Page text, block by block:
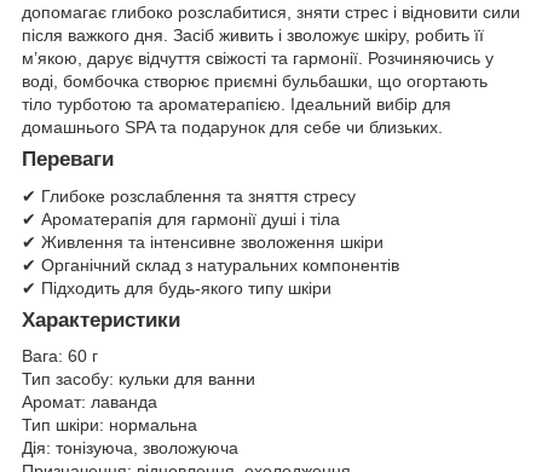
допомагає глибоко розслабитися, зняти стрес і відновити сили
після важкого дня. Засіб живить і зволожує шкіру, робить її
м’якою, дарує відчуття свіжості та гармонії. Розчиняючись у
воді, бомбочка створює приємні бульбашки, що огортають
тіло турботою та ароматерапією. Ідеальний вибір для
домашнього SPA та подарунок для себе чи близьких.
Переваги
✔ Глибоке розслаблення та зняття стресу
✔ Ароматерапія для гармонії душі і тіла
✔ Живлення та інтенсивне зволоження шкіри
✔ Органічний склад з натуральних компонентів
✔ Підходить для будь-якого типу шкіри
Характеристики
Вага: 60 г
Тип засобу: кульки для ванни
Аромат: лаванда
Тип шкіри: нормальна
Дія: тонізуюча, зволожуюча